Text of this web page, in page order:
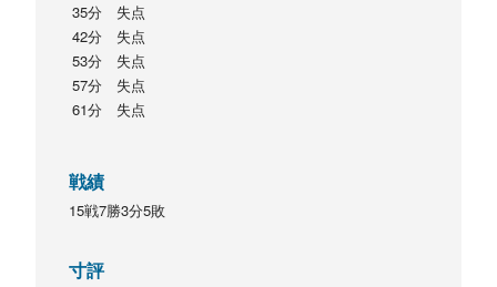
35分 失点
42分 失点
53分 失点
57分 失点
61分 失点
戦績
15戦7勝3分5敗
寸評